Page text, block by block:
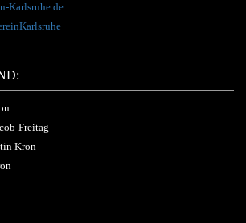
Karlsruhe.de
Freitag
Kron